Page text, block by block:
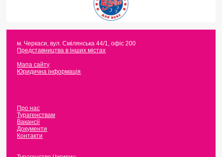
м. Черкаси,вул. Смілянська 44/1, офіс 200
Представництва в інших містах
Мапа сайту
Юридична інформація
Про нас
Турагенствам
Вакансії
Документи
Контакти